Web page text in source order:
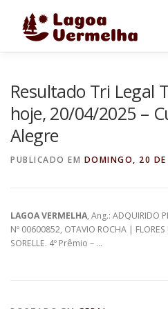
FALE CONOSCO
Resultado Tri Legal
hoje, 20/04/2025 –
Alegre
PUBLICADO EM DOMINGO, 20
LAGOA VERMELHA, Ang.: ADQUIRIDO
Nº 00600852, OTAVIO ROCHA | FLORES
SORELLE. 4º Prêmio – …